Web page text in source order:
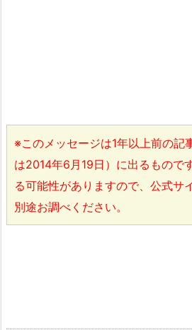
※このメッセージは1年以上前の記
は2014年6月19日）に出るもので
る可能性がありますので、公式サ
別途お調べください。